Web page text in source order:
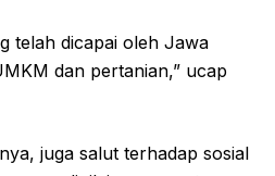
telah dicapai oleh Jawa
dan pertanian,” ucap
juga salut terhadap sosial